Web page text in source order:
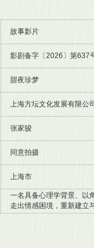
故事影片
影剧备字〔2026〕第637
甜夜珍梦
上海方坛文化发展有限公司
张家骏
同意拍摄
上海市
一名具备心理学背景、以
走出情感困境，重新建立